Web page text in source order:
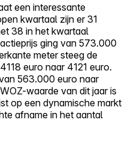
een interessante
kwartaal zijn er 31
38 in het kwartaal
ging van 573.000
meter steeg de
euro naar 4121 euro.
563.000 euro naar
waarde van dit jaar is
op een dynamische markt
afname in het aantal